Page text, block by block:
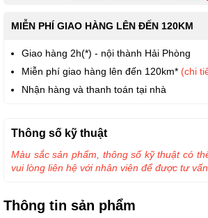
MIỄN PHÍ GIAO HÀNG LÊN ĐẾN 120KM
Giao hàng 2h(*) - nội thành Hải Phòng
Miễn phí giao hàng lên đến 120km* (chi
Nhận hàng và thanh toán tại nhà
Thông tin sản phẩm
Thông số kỹ thuật
Màu sắc sản phẩm, thông số kỹ thuật có
vui lòng liên hệ với nhân viên để được tư vấn.